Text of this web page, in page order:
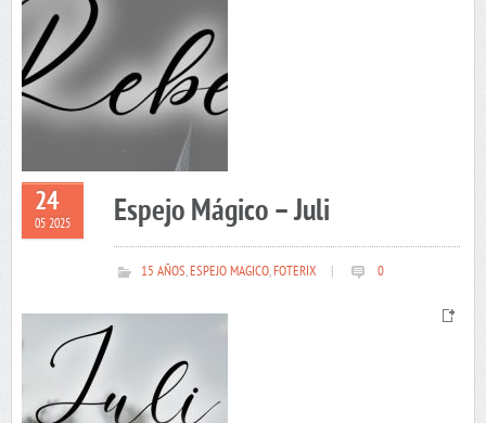
24
05 2025 Espejo Mágico – Juli
15 AÑOS,ESPEJO MAGICO,FOTERIX 0